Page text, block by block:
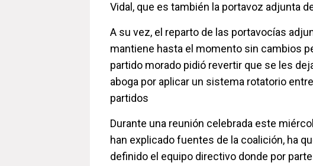
Vidal, que es también la portavoz adjunta
A su vez, el reparto de las portavocías
mantiene hasta el momento sin cambios
partido morado pidió revertir que se les
aboga por aplicar un sistema rotatorio
partidos
Durante una reunión celebrada este
han explicado fuentes de la coalición, ha
definido el equipo directivo donde por